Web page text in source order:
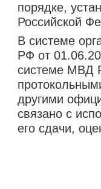
порядке,
Российской
В системе
РФ от
системе МВД
другими
связано с
его сдачи,